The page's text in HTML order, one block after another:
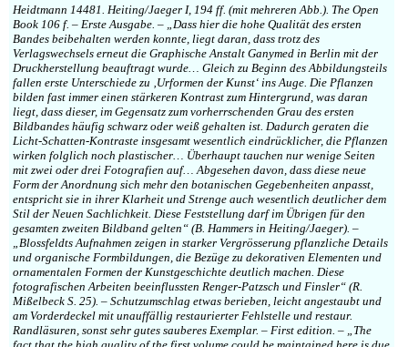
Heidtmann 14481. Heiting/Jaeger I, 194 ff. (mit mehreren Abb.). The Open
Book 106 f. – Erste Ausgabe. – „Dass hier die hohe Qualität des ersten
Bandes beibehalten werden konnte, liegt daran, dass trotz des
Verlagswechsels erneut die Graphische Anstalt Ganymed in Berlin mit der
Druckherstellung beauftragt wurde… Gleich zu Beginn des Abbildungsteils
fallen erste Unterschiede zu ‚Urformen der Kunst‘ ins Auge. Die Pflanzen
bilden fast immer einen stärkeren Kontrast zum Hintergrund, was daran
liegt, dass dieser, im Gegensatz zum vorherrschenden Grau des ersten
Bildbandes häufig schwarz oder weiß gehalten ist. Dadurch geraten die
Licht-Schatten-Kontraste insgesamt wesentlich eindrücklicher, die Pflanzen
wirken folglich noch plastischer… Überhaupt tauchen nur wenige Seiten
mit zwei oder drei Fotografien auf… Abgesehen davon, dass diese neue
Form der Anordnung sich mehr den botanischen Gegebenheiten anpasst,
entspricht sie in ihrer Klarheit und Strenge auch wesentlich deutlicher dem
Stil der Neuen Sachlichkeit. Diese Feststellung darf im Übrigen für den
gesamten zweiten Bildband gelten“ (B. Hammers in Heiting/Jaeger). –
„Blossfeldts Aufnahmen zeigen in starker Vergrösserung pflanzliche Details
und organische Formbildungen, die Bezüge zu dekorativen Elementen und
ornamentalen Formen der Kunstgeschichte deutlich machen. Diese
fotografischen Arbeiten beeinflussten Renger-Patzsch und Finsler“ (R.
Mißelbeck S. 25). – Schutzumschlag etwas berieben, leicht angestaubt und
am Vorderdeckel mit unauffällig restaurierter Fehlstelle und restaur.
Randläsuren, sonst sehr gutes sauberes Exemplar. – First edition. – „The